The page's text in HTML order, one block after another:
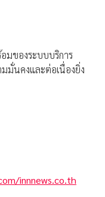
มของระบบบริการ
มั่นคงและต่อเนื่องยิ่ง
innnews.co.th